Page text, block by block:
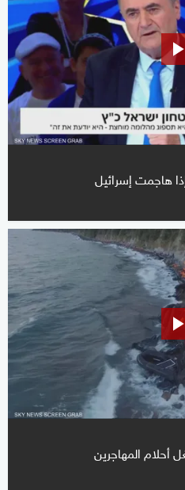
هاجمت إسرائيل
أحلام المهاجرين